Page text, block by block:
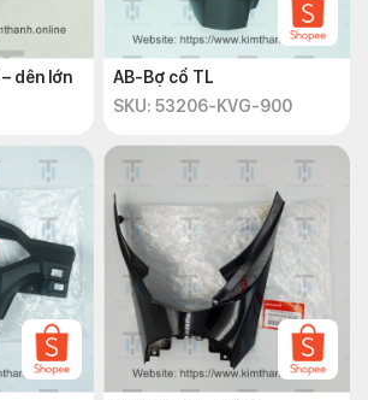
dên lớn
AB-Bợ cổ TL
SKU: 53206-KVG-900